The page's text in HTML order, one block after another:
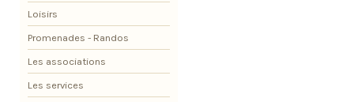
Loisirs
Promenades - Randos
Les associations
Les services